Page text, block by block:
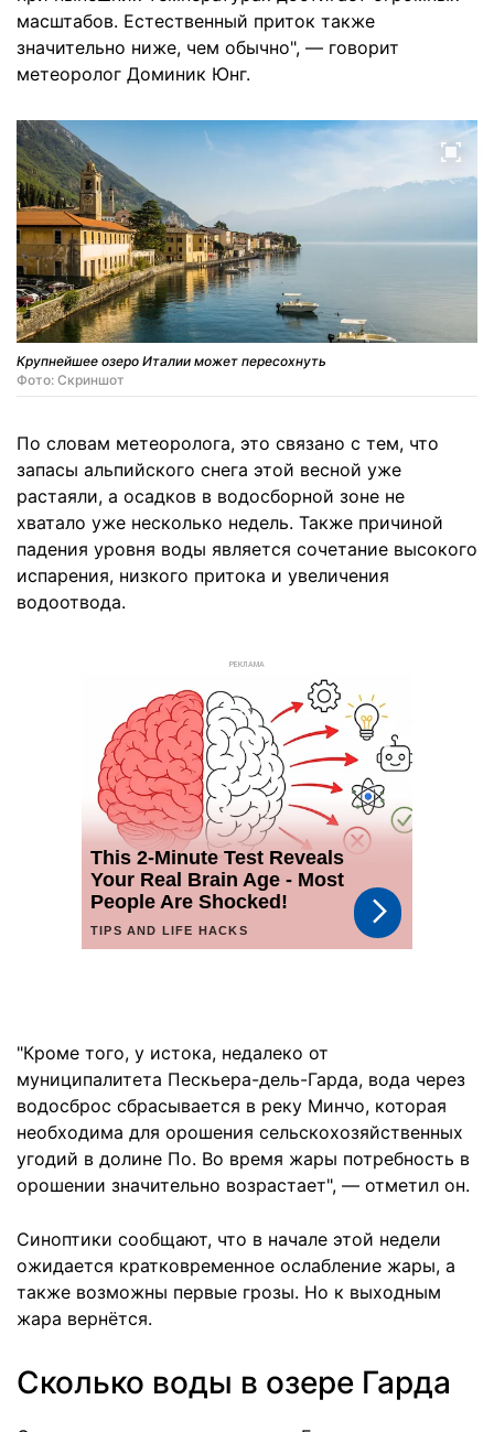
масштабов. Естественный приток также
значительно ниже, чем обычно", — говорит
метеоролог Доминик Юнг.
Крупнейшее озеро Италии может пересохнуть
Фото: Скриншот
По словам метеоролога, это связано с тем, что
запасы альпийского снега этой весной уже
растаяли, а осадков в водосборной зоне не
хватало уже несколько недель. Также причиной
падения уровня воды является сочетание высокого
испарения, низкого притока и увеличения
водоотвода.
РЕКЛАМА
"Кроме того, у истока, недалеко от
муниципалитета Пескьера-дель-Гарда, вода через
водосброс сбрасывается в реку Минчо, которая
необходима для орошения сельскохозяйственных
угодий в долине По. Во время жары потребность в
орошении значительно возрастает", — отметил он.
Синоптики сообщают, что в начале этой недели
ожидается кратковременное ослабление жары, а
также возможны первые грозы. Но к выходным
жара вернётся.
Сколько воды в озере Гарда